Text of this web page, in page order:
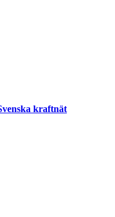
kraftnät